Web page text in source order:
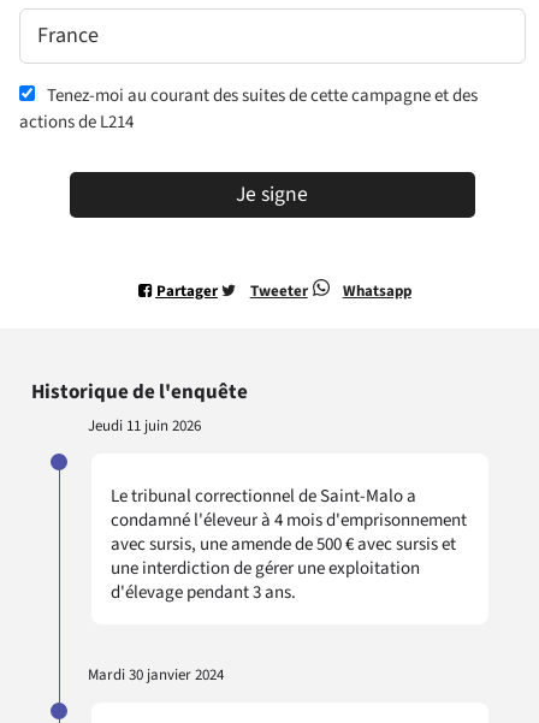
Tenez-moi au courant des suites de cette campagne et des
actions de L214
Je signe
Partager Tweeter Whatsapp
Historique de l'enquête
Jeudi 11 juin 2026
Le tribunal correctionnel de Saint-Malo a
condamné l'éleveur à 4 mois d'emprisonnement
avec sursis, une amende de 500 € avec sursis et
une interdiction de gérer une exploitation
d'élevage pendant 3 ans.
Mardi 30 janvier 2024